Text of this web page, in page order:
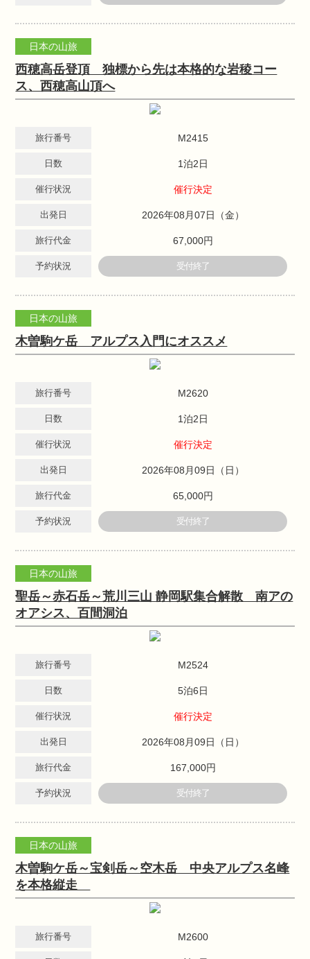
日本の山旅
西穂高岳登頂 独標から先は本格的な岩稜コー
ス、西穂高山頂へ
旅行番号 M2415
日数 1泊2日
催行状況 催行決定
出発日 2026年08月07日（金）
旅行代金 67,000円
予約状況 受付終了
日本の山旅
木曽駒ケ岳 アルプス入門にオススメ
旅行番号 M2620
日数 1泊2日
催行状況 催行決定
出発日 2026年08月09日（日）
旅行代金 65,000円
予約状況 受付終了
日本の山旅
聖岳～赤石岳～荒川三山 静岡駅集合解散 南アの
オアシス、百間洞泊
旅行番号 M2524
日数 5泊6日
催行状況 催行決定
出発日 2026年08月09日（日）
旅行代金 167,000円
予約状況 受付終了
日本の山旅
木曽駒ケ岳～宝剣岳～空木岳 中央アルプス名峰
を本格縦走
旅行番号 M2600